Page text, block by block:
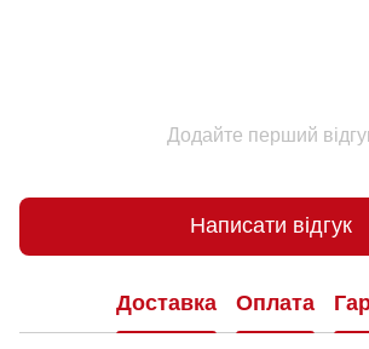
Додайте перший
Написати відгук
Доставка Оплата